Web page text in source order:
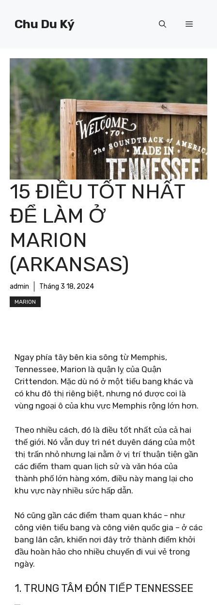
Chu Du Ký Menu
15 ĐIỀU TỐT NHẤT
ĐỂ LÀM Ở
MARION
(ARKANSAS)
admin Tháng 3 18, 2024
MARION
Ngay phía tây bên kia sông từ Memphis,
Tennessee, Marion là quận lỵ của Quận
Crittendon. Mặc dù nó ở một tiểu bang khác và
có khu đô thị riêng biệt, nhưng nó được coi là
vùng ngoại ô của khu vực Memphis rộng lớn hơn.
Theo nhiều cách, đó là điều tốt nhất của cả hai
thế giới. Nó vẫn duy trì nét duyên dáng của một
thị trấn nhỏ nhưng lại nằm ở vị trí thuận tiện gần
các điểm tham quan lịch sử và văn hóa của
thành phố lớn hàng xóm, điều này mang lại cho
khu vực này nhiều sức hấp dẫn.
Nó cũng gần các điểm tham quan khác – như
công viên tiểu bang và công viên quốc gia – ở các
bang lân cận, khiến nơi đây trở thành điểm khởi
đầu hoàn hảo cho nhiều chuyến đi vui vẻ trong
ngày.
1. TRUNG TÂM ĐÓN TIẾP TENNESSEE